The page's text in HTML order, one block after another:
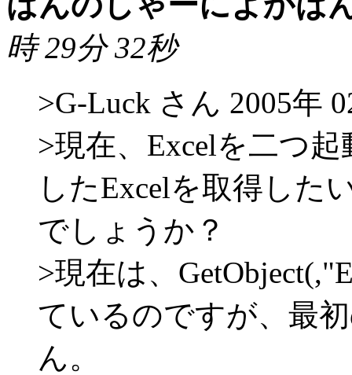
時 29分 32秒
>G-Luck さん 2005年
>現在、Excelを二つ
したExcelを取得した
でしょうか？
>現在は、
ているのですが、最
ん。